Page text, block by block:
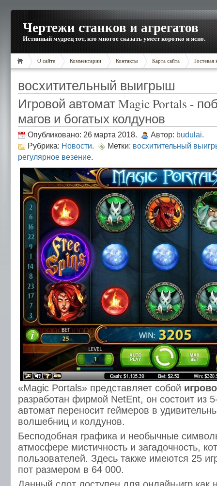
Чертежи станков и агрегатов
Истинный мудрец тот, кто многое сказать умеет коротко и ясно.
О сайте Комментарии Контакты Карта сайта Гостевая
восхитительный выигрыш
Игровой автомат Magic Portals -
магов и богатых колдунов
Опубликовано: 26 марта 2018. Автор: budulai.
Рубрика: Новости. Метки: восхитительный
регулярное везение.
«Magic Portals» представляет собой
разработан фирмой NetEnt, он состоит из
автомат переносит геймеров в
волшебниц и колдунов.
Бесподобная графика и необычные
атмосфере мистичность и загадочность,
пользователей. Здесь также имеются 25
пот размером в 64 000.